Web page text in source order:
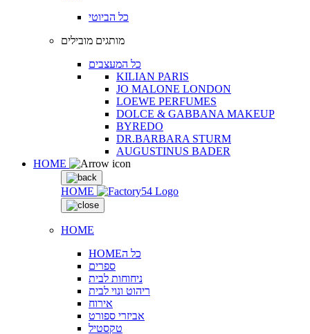
כל הביוטי
מותגים מובילים
כל המעצבים
KILIAN PARIS
JO MALONE LONDON
LOEWE PERFUMES
DOLCE & GABBANA MAKEUP
BYREDO
DR.BARBARA STURM
AUGUSTINUS BADER
HOME
HOME
HOME
HOMEכל ה
ספרים
ניחוחות לבית
ריהוט ונוי לבית
אירוח
אביזרי ספורט
טקסטיל